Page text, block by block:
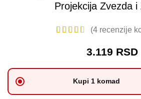
Projekcija Zvezda i
(4recenzije
3.119 RSD
Kupi 1 komad